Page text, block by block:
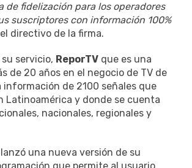
de fidelización para los operadores
suscriptores con información 100%
directivo de la firma.
servicio, ReporTV que es una
de 20 años en el negocio de TV de
información de 2100 señales que
Latinoamérica y donde se cuenta
nacionales, regionales y
una nueva versión de su